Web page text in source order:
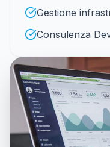
Gestione
Consulenza